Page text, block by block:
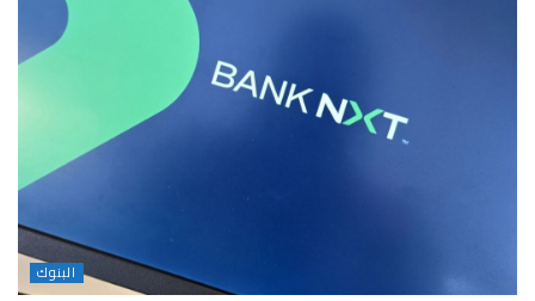
البنوك